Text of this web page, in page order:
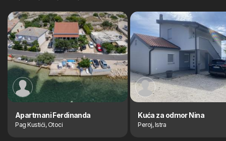
Apartmani Ferdinanda
Pag Kustići, Otoci
Kuća za odmor Nina
Peroj, Istra